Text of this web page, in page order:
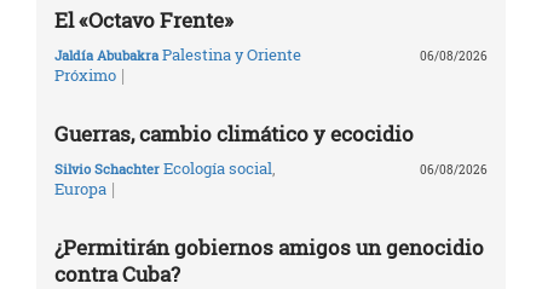
El «Octavo Frente»
Jaldía Abubakra Palestina y Oriente
Próximo |
06/08/2026
Guerras, cambio climático y ecocidio
Silvio Schachter Ecología social
Europa |
06/08/2026
¿Permitirán gobiernos amigos un genocidio
contra Cuba?